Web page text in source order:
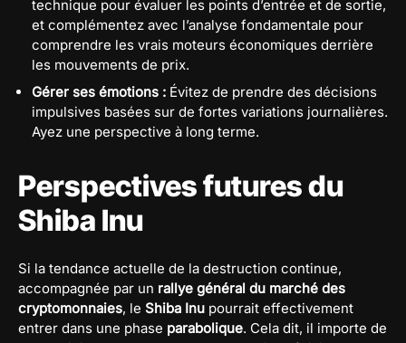
technique pour évaluer les points d’entrée et de sortie,
et complémentez avec l’analyse fondamentale pour
comprendre les vrais moteurs économiques derrière
les mouvements de prix.
Gérer ses émotions : Évitez de prendre des décisions
impulsives basées sur de fortes variations journalières.
Ayez une perspective à long terme.
Perspectives futures du
Shiba Inu
Si la tendance actuelle de la destruction continue,
accompagnée par un rallye général du marché des
cryptomonnaies, le Shiba Inu pourrait effectivement
entrer dans une phase parabolique. Cela dit, il importe de